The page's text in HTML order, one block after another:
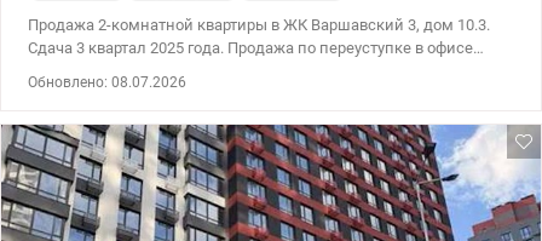
Продажа 2-комнатной квартиры в ЖК Варшавский 3, дом 10.3.
Сдача 3 квартал 2025 года. Продажа по переуступке в офисе
Обновлено: 08.07.2026